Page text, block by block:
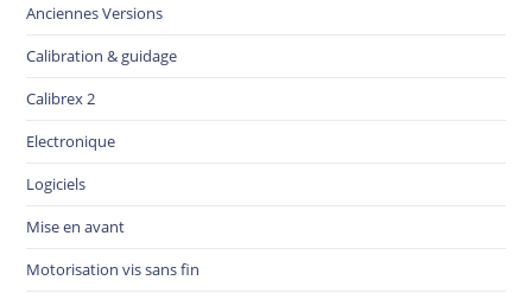
Anciennes Versions
Calibration & guidage
Calibrex 2
Electronique
Logiciels
Mise en avant
Motorisation vis sans fin